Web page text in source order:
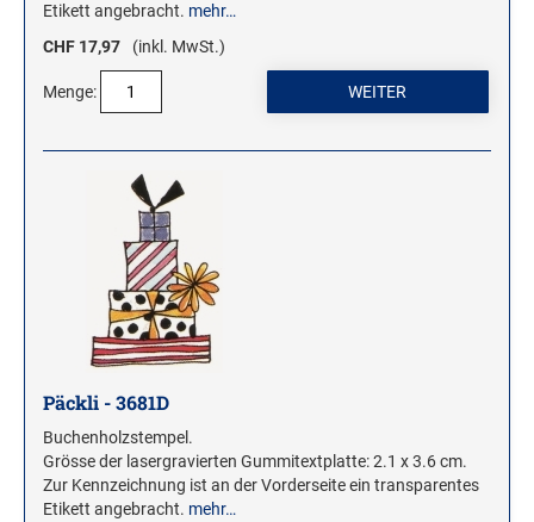
Etikett angebracht. mehr…
CHF 17,97
(inkl. MwSt.)
Menge:
Päckli - 3681D
Buchenholzstempel.
Grösse der lasergravierten Gummitextplatte: 2.1 x 3.6 cm.
Zur Kennzeichnung ist an der Vorderseite ein transparentes
Etikett angebracht. mehr…